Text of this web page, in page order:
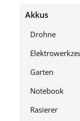
Akkus
Drohne
Garten
Notebook
Rasierer